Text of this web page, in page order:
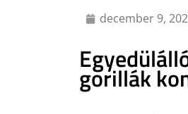
december 9,
gorillák